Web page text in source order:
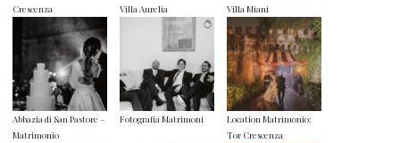
Crescenza
Villa Aurelia
Villa Miani
Abbazia di San Pastore –
Matrimonio
Fotografia Matrimoni
Location Matrimonio:
Tor Crescenza